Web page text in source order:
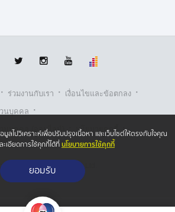
· ร่วมงานกับเรา · เงื่อนไขและข้อตกลง ·
นบุคคล ·
นบุคคล (ออนไลน์) · นโยบายคุกกี้ ·
Broadcasting & T.V. Co.,Ltd.
ลไปวิเคราะห์เพื่อปรับปรุงเนื้อหา และเว็บไซต์ให้ตรงกับใจคุณ
อียดการใช้คุกกี้ได้ที่นโยบายการใช้คุกกี้
ยอมรับ